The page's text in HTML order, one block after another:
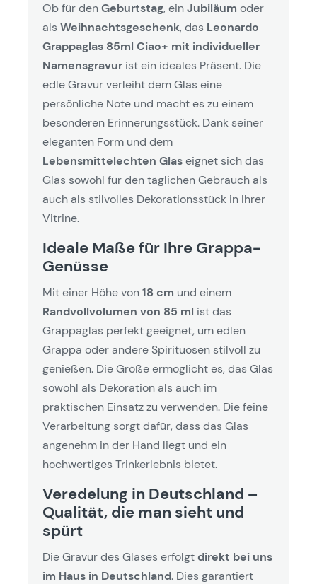
Ob für denGeburtstag, einJubiläum oder
als Weihnachtsgeschenk, das Leonardo
Grappaglas 85ml Ciao+ mit individueller
Namensgravur ist ein ideales Präsent. Die
edle Gravur verleiht dem Glas eine
persönliche Note und macht es zu einem
besonderen Erinnerungsstück. Dank seiner
eleganten Form und dem
Lebensmittelechten Glaseignet sich das
Glas sowohl für den täglichen Gebrauch als
auch als stilvolles Dekorationsstück in Ihrer
Vitrine.
Ideale Maße für Ihre Grappa-
Genüsse
Mit einer Höhe von18 cm und einem
Randvollvolumen von 85 ml ist das
Grappaglas perfekt geeignet, um edlen
Grappa oder andere Spirituosen stilvoll zu
genießen. Die Größe ermöglicht es, das Glas
sowohl als Dekoration als auch im
praktischen Einsatz zu verwenden. Die feine
Verarbeitung sorgt dafür, dass das Glas
angenehm in der Hand liegt und ein
hochwertiges Trinkerlebnis bietet.
Veredelung in Deutschland –
Qualität, die man sieht und
spürt
Die Gravur des Glases erfolgtdirekt bei uns
im Haus in Deutschland. Dies garantiert